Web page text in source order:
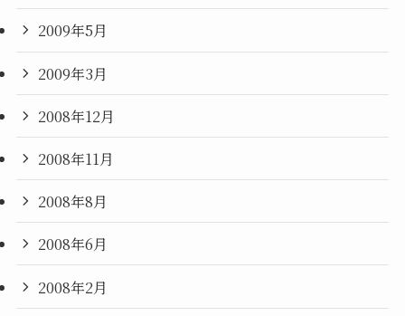
2009年5月
2009年3月
2008年12月
2008年11月
2008年8月
2008年6月
2008年2月